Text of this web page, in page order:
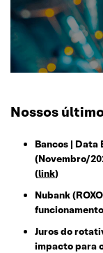
Nossos
Bancos |
(Novembro/
(link)
Nubank
Juros do
impacto para